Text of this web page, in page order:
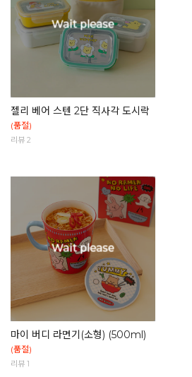
젤리 베어 스텐 2단 직사각 도시락
(품절)
리뷰 2
마이 버디 라면기(소형) (500ml)
(품절)
리뷰 1